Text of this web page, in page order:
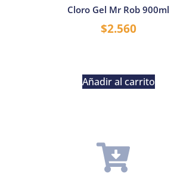
Cloro Gel Mr Rob 900ml
$2.560
Añadir al carrito